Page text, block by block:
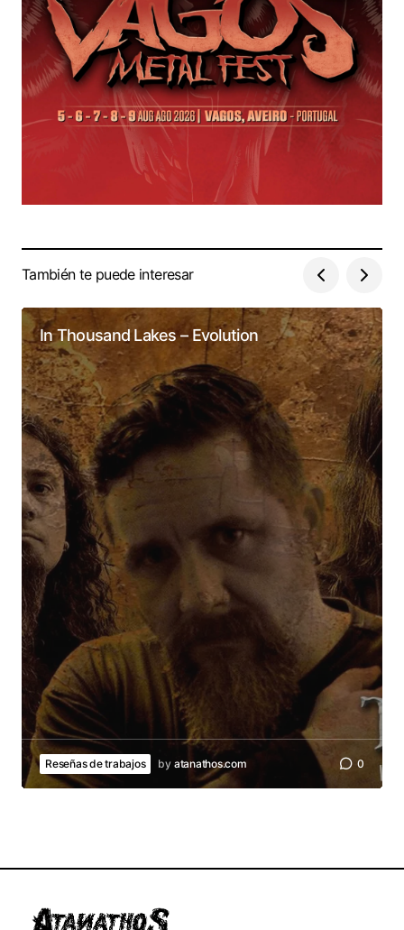
También te puede interesar
In Thousand Lakes – Evolution
Reseñas de trabajos by atanathos.com 0